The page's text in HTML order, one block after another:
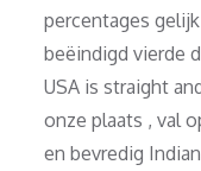
percentages
beëindigd vierde
USA is straight
onze plaats , val
en bevredig